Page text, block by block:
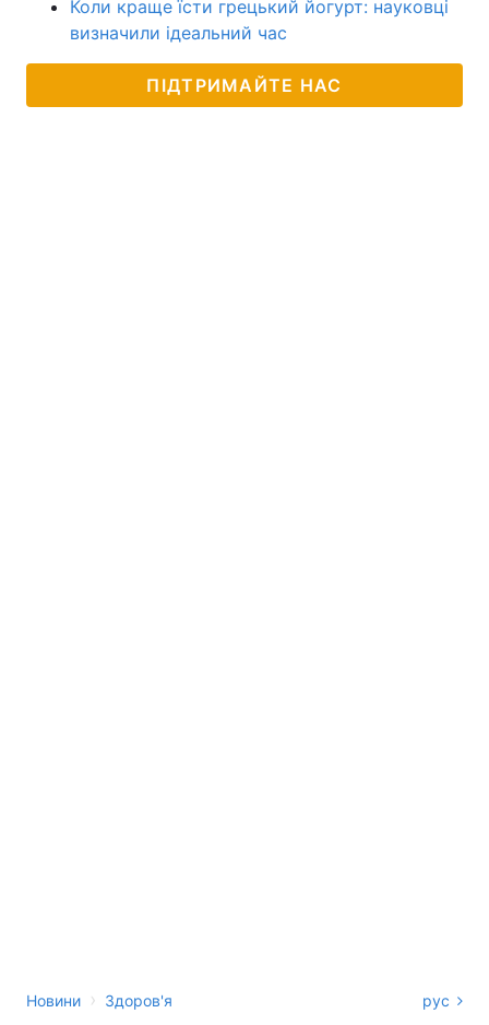
Коли краще їсти грецький йогурт: науковці
визначили ідеальний час
ПІДТРИМАЙТЕ НАС
Новини › Здоров'я рус